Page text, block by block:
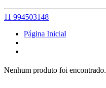
11 994503148
Página Inicial
Nenhum produto foi encontrado.